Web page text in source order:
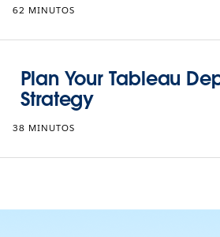
62 MINUTOS
Plan Your Tableau
Strategy
38 MINUTOS